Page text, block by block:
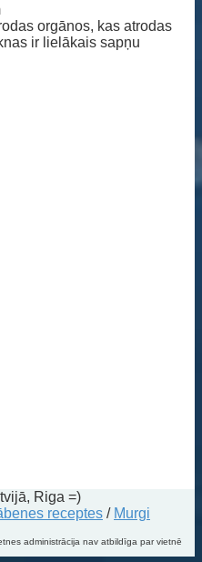
orgānos, kas atrodas
ir lielākais sapņu
Riga =)
receptes / Murgi
administrācija nav atbildīga par vietnē